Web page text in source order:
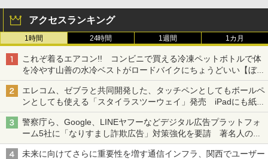
アクセスランキング
1時間 24時間 1週間 1カ月
これぞ着るエアコン!! コンビニで買える冷凍ペットボトルで体
を冷やす山善の水冷ベストがロードバイクにちょうどいい【ぼっ
ち・ざ・ろーど！その14】【空いた時間でなにしてる？】
エレコム、ゼブラと共同開発した、タッチペンとしてもボールペ
ンとしても使える「スタイラスツーウェイ」発売 iPadにも紙に
も、持ち替えずに書き込める
警察庁ら、Google、LINEヤフーなどデジタル広告プラットフォ
ーム5社に「なりすまし詐欺広告」対策強化を要請 著名人の写
真や映像を使った投資詐欺などへの対策として
未来に向けてさらに重要性を増す通信インフラ、関西でユーザー